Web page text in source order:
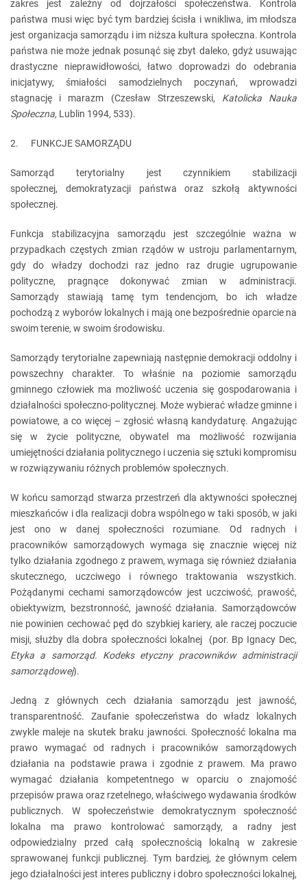
zakres jest zależny od dojrzałości społeczeństwa. Kontrola
państwa musi więc być tym bardziej ścisła i wnikliwa, im młodsza
jest organizacja samorządu i im niższa kultura społeczna. Kontrola
państwa nie może jednak posunąć się zbyt daleko, gdyż usuwając
drastyczne nieprawidłowości, łatwo doprowadzi do odebrania
inicjatywy, śmiałości samodzielnych poczynań, wprowadzi
stagnację i marazm (Czesław Strzeszewski, Katolicka Nauka
Społeczna, Lublin 1994, 533).
2. FUNKCJE SAMORZĄDU
Samorząd terytorialny jest czynnikiem stabilizacji
społecznej, demokratyzacji państwa oraz szkołą aktywności
społecznej.
Funkcja stabilizacyjna samorządu jest szczególnie ważna w
przypadkach częstych zmian rządów w ustroju parlamentarnym,
gdy do władzy dochodzi raz jedno raz drugie ugrupowanie
polityczne, pragnące dokonywać zmian w administracji.
Samorządy stawiają tamę tym tendencjom, bo ich władze
pochodzą z wyborów lokalnych i mają one bezpośrednie oparcie na
swoim terenie, w swoim środowisku.
Samorządy terytorialne zapewniają następnie demokracji oddolny i
powszechny charakter. To właśnie na poziomie samorządu
gminnego człowiek ma możliwość uczenia się gospodarowania i
działalności społeczno-politycznej. Może wybierać władze gminne i
powiatowe, a co więcej – zgłosić własną kandydaturę. Angażując
się w życie polityczne, obywatel ma możliwość rozwijania
umiejętności działania politycznego i uczenia się sztuki kompromisu
w rozwiązywaniu różnych problemów społecznych.
W końcu samorząd stwarza przestrzeń dla aktywności społecznej
mieszkańców i dla realizacji dobra wspólnego w taki sposób, w jaki
jest ono w danej społeczności rozumiane. Od radnych i
pracowników samorządowych wymaga się znacznie więcej niż
tylko działania zgodnego z prawem, wymaga się również działania
skutecznego, uczciwego i równego traktowania wszystkich.
Pożądanymi cechami samorządowców jest uczciwość, prawość,
obiektywizm, bezstronność, jawność działania. Samorządowców
nie powinien cechować pęd do szybkiej kariery, ale raczej poczucie
misji, służby dla dobra społeczności lokalnej (por. Bp Ignacy Dec,
Etyka a samorząd. Kodeks etyczny pracowników administracji
samorządowej).
Jedną z głównych cech działania samorządu jest jawność,
transparentność. Zaufanie społeczeństwa do władz lokalnych
zwykle maleje na skutek braku jawności. Społeczność lokalna ma
prawo wymagać od radnych i pracowników samorządowych
działania na podstawie prawa i zgodnie z prawem. Ma prawo
wymagać działania kompetentnego w oparciu o znajomość
przepisów prawa oraz rzetelnego, właściwego wydawania środków
publicznych. W społeczeństwie demokratycznym społeczność
lokalna ma prawo kontrolować samorządy, a radny jest
odpowiedzialny przed całą społecznością lokalną w zakresie
sprawowanej funkcji publicznej. Tym bardziej, że głównym celem
jego działalności jest interes publiczny i dobro społeczności lokalnej,